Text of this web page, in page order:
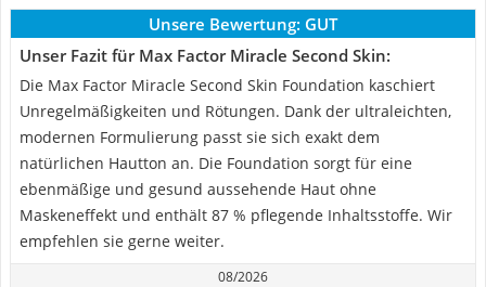
Unsere Bewertung: GUT
Unser Fazit für Max Factor Miracle Second Skin:
Die Max Factor Miracle Second Skin Foundation kaschiert
Unregelmäßigkeiten und Rötungen. Dank der ultraleichten,
modernen Formulierung passt sie sich exakt dem
natürlichen Hautton an. Die Foundation sorgt für eine
ebenmäßige und gesund aussehende Haut ohne
Maskeneffekt und enthält 87 % pflegende Inhaltsstoffe. Wir
empfehlen sie gerne weiter.
08/2026